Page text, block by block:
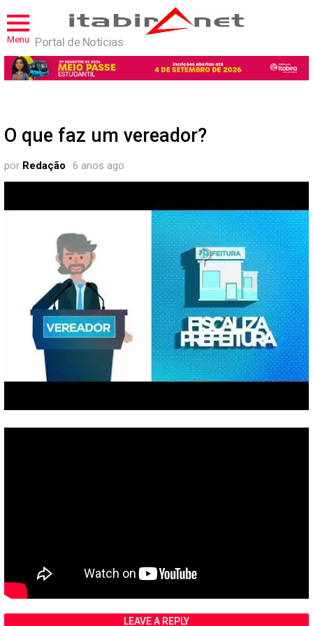
Menu Portal de Notícias
O que faz um vereador?
por Redação 6 anos ago
LEAVE A REPLY